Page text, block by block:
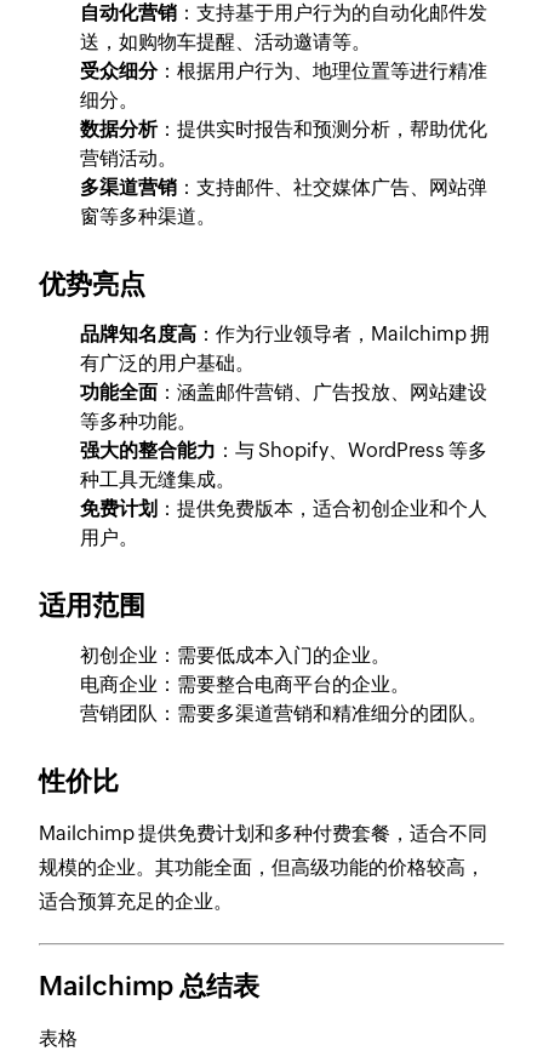
自动化营销 ：支持基于用户行为的自动化邮件发
送，如购物车提醒、活动邀请等。
受众细分：根据用户行为、地理位置等进行精准
细分。
数据分析：提供实时报告和预测分析，帮助优化
营销活动。
多渠道营销 ：支持邮件、社交媒体广告、网站弹
窗等多种渠道。
优势亮点
品牌知名度高 ：作为行业领导者，Mailchimp 拥
有广泛的用户基础。
功能全面 ：涵盖邮件营销、广告投放、网站建设
等多种功能。
强大的整合能力 ：与 Shopify、WordPress 等多
种工具无缝集成。
免费计划 ：提供免费版本，适合初创企业和个人
用户。
适用范围
初创企业：需要低成本入门的企业。
电商企业：需要整合电商平台的企业。
营销团队：需要多渠道营销和精准细分的团队。
性价比
Mailchimp 提供免费计划和多种付费套餐，适合不同
规模的企业。其功能全面，但高级功能的价格较高，
适合预算充足的企业。
Mailchimp 总结表
表格